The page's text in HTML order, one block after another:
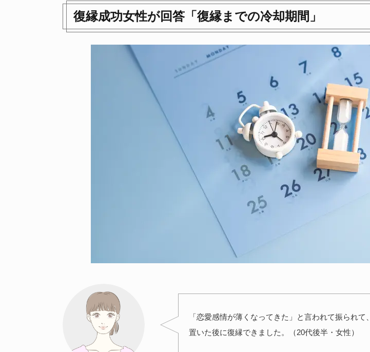
復縁成功女性が回答「復縁までの冷却期間」
「恋愛感情が薄くなってきた」と言われて振られて、
置いた後に復縁できました。（20代後半・女性）